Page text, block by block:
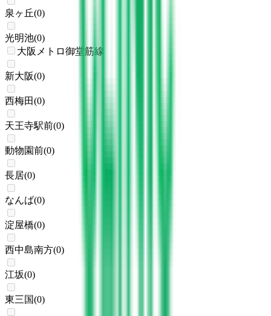
泉ヶ丘(0)
光明池(0)
大阪メトロ御堂筋線
新大阪(0)
西梅田(0)
天王寺駅前(0)
動物園前(0)
長居(0)
なんば(0)
淀屋橋(0)
西中島南方(0)
江坂(0)
東三国(0)